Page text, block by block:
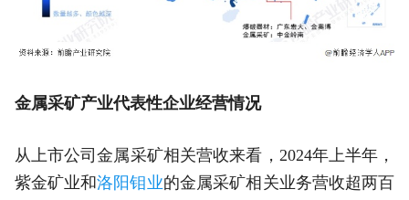
金属采矿产业代表性企业经营情况
从上市公司金属采矿相关营收来看，2024年上半年，
紫金矿业和洛阳钼业的金属采矿相关业务营收超两百